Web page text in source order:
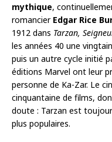
mythique,
romancier Edgar Rice
1912 dans Tarzan,
les années 40 une
puis un autre cycle initié
éditions Marvel ont leur
personne de Ka-Zar. Le
cinquantaine de films,
doute : Tarzan est
plus populaires.